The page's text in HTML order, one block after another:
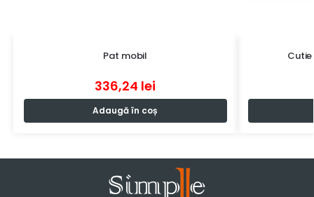
Pat mobil
336,24 lei
Adaugă în coș
Cutie